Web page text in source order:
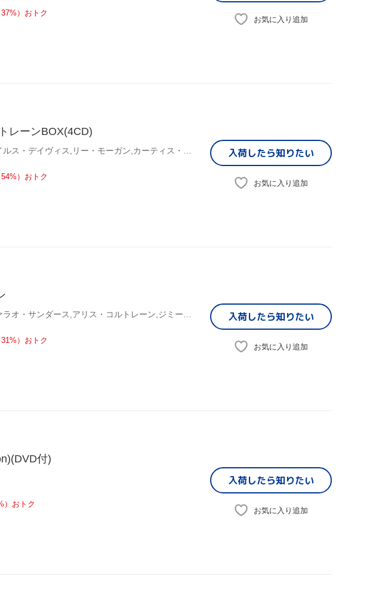
）おトク
お気に入り追加
レーンBOX(4CD)
）おトク
入荷したら知りたい
お気に入り追加
）おトク
入荷したら知りたい
お気に入り追加
付)
）おトク
入荷したら知りたい
お気に入り追加